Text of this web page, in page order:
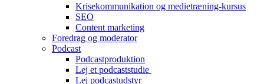
Krisekommunikation og medietræning-kursus
SEO
Content marketing
Foredrag og moderator
Podcast
Podcastproduktion
Lej et podcaststudie
Lej podcastudstyr